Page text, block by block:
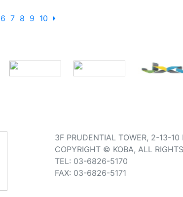
6 7 8 9 10
3F PRUDENTIAL TOWER, 2-13-
COPYRIGHT © KOBA, ALL
TEL: 03-6826-5170
FAX: 03-6826-5171